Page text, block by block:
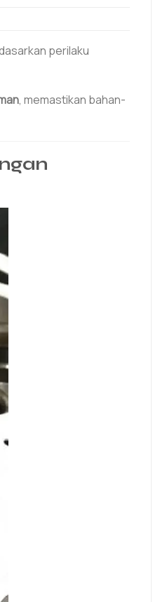
perilaku
, memastikan bahan-